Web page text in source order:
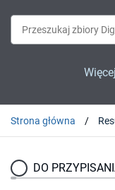
Strona główna
DO